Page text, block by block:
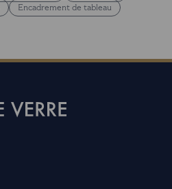
Encadrement de tableau